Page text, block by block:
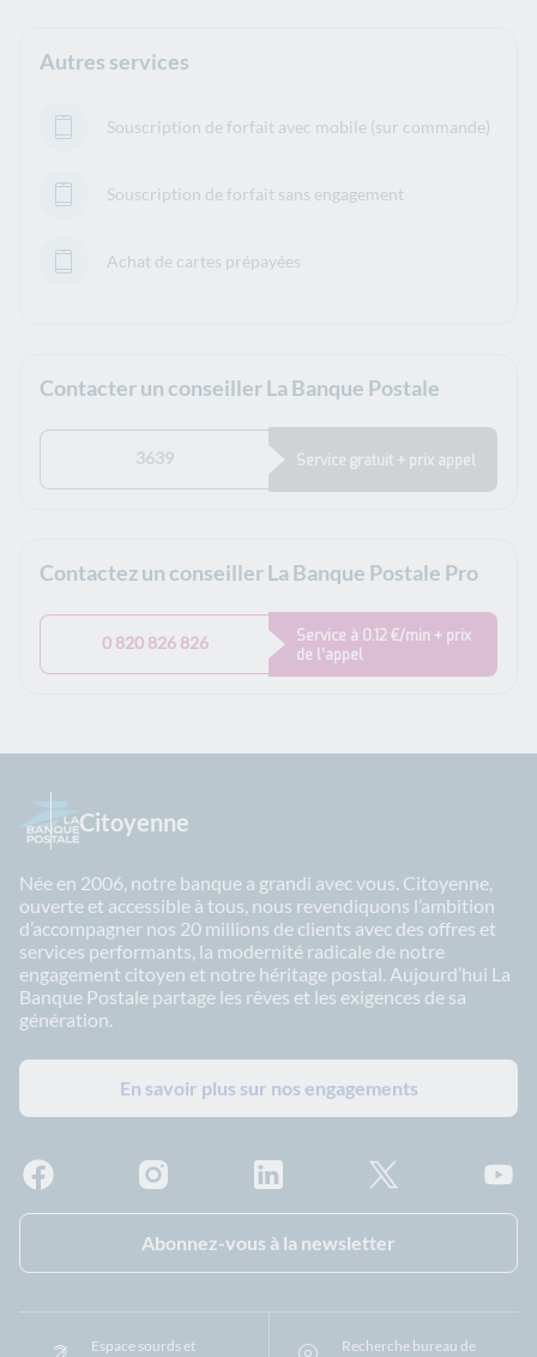
Autres services
Souscription de forfait avec mobile (sur commande)
Souscription de forfait sans engagement
Achat de cartes prépayées
Contacter un conseiller La Banque Postale
3639 Service gratuit + prix appel
Contactez un conseiller La Banque Postale Pro
0 820 826 826
Service à 0.12 €/min + prix
de l’appel
Citoyenne
Née en 2006, notre banque a grandi avec vous. Citoyenne,
ouverte et accessible à tous, nous revendiquons l’ambition
d’accompagner nos 20 millions de clients avec des offres et
services performants, la modernité radicale de notre
engagement citoyen et notre héritage postal. Aujourd’hui La
Banque Postale partage les rêves et les exigences de sa
génération.
En savoir plus sur nos engagements
Abonnez-vous à la newsletter
Espace sourds et
Recherche bureau de